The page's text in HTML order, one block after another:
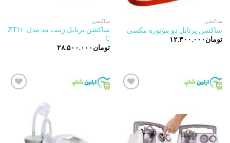
ساکشن
ساکشن پرتابل دو موتوره مکسی
تومان ۱۲.۴۰۰.۰۰۰
ساکشن
ساکشن پرتابل زنیت مد مدل ZTH-
C
تومان ۲۸.۵۰۰.۰۰۰
wishlist